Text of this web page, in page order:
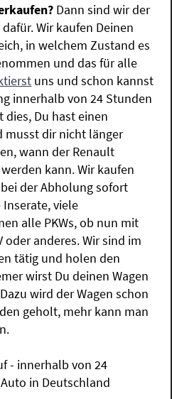
Dann sind wir der
Wir kaufen Deinen
in welchem Zustand es
und das für alle
uns und schon kannst
innerhalb von 24 Stunden
dies, Du hast einen
musst dir nicht länger
wann der Renault
kann. Wir kaufen
der Abholung sofort
Inserate, viele
alle PKWs, ob nun mit
anderes. Wir sind im
tätig und holen den
wirst Du deinen Wagen
wird der Wagen schon
geholt, mehr kann man
- innerhalb von 24
in Deutschland